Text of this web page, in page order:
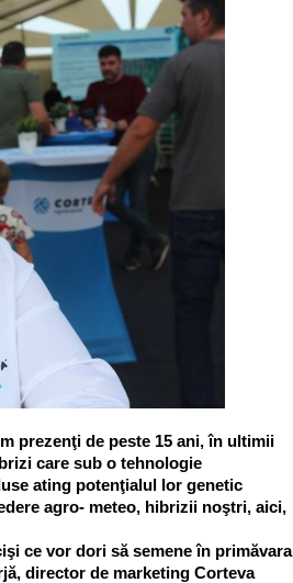
prezenţi de peste 15 ani, în ultimii
care sub o tehnologie
ating potenţialul lor genetic
agro- meteo, hibrizii noştri, aici,
ce vor dori să semene în primăvara
director de marketing Corteva